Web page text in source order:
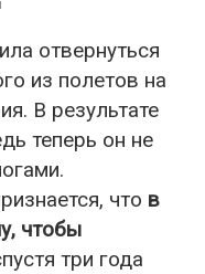
отвернуться
из полетов на
В результате
теперь он не
что в
чтобы
три года